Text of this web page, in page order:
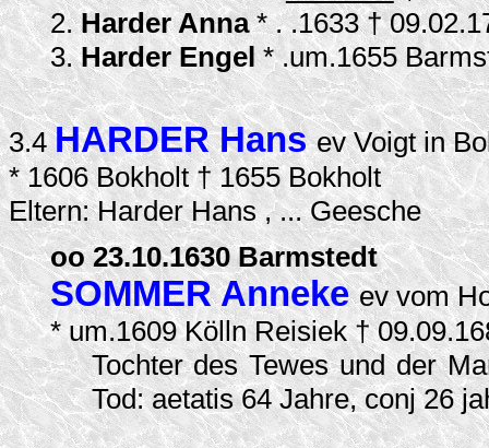
2.Harder Anna* . .1633 †
3.Harder Engel * .um.1655
3.4 HARDER Hansev Voigt in
* 1606 Bokholt † 1655 Bokholt
Eltern: Harder Hans , ... Geesche
oo 23.10.1630 Barmstedt
SOMMER Annekeev vom
* um.1609 Kölln Reisiek †
Tochter des Tewes und der
Tod: aetatis 64 Jahre, conj 26